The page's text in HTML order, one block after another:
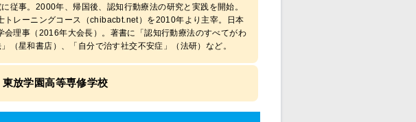
従事。2000年、帰国後、認知行動療法の研究と実践を開始。
レーニングコース（chibacbt.net）を2010年より主宰。日本
理事（2016年大会長）。著書に「認知行動療法のすべてがわ
（星和書店）、「自分で治す社交不安症」（法研）など。
放学園高等専修学校